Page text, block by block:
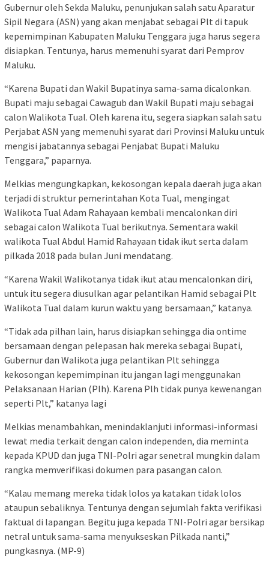
Gubernur oleh Sekda Maluku, penunjukan salah satu Aparatur
Sipil Negara (ASN) yang akan menjabat sebagai Plt di tapuk
kepemimpinan Kabupaten Maluku Tenggara juga harus segera
disiapkan. Tentunya, harus memenuhi syarat dari Pemprov
Maluku.
“Karena Bupati dan Wakil Bupatinya sama-sama dicalonkan.
Bupati maju sebagai Cawagub dan Wakil Bupati maju sebagai
calon Walikota Tual. Oleh karena itu, segera siapkan salah satu
Perjabat ASN yang memenuhi syarat dari Provinsi Maluku untuk
mengisi jabatannya sebagai Penjabat Bupati Maluku
Tenggara,” paparnya.
Melkias mengungkapkan, kekosongan kepala daerah juga akan
terjadi di struktur pemerintahan Kota Tual, mengingat
Walikota Tual Adam Rahayaan kembali mencalonkan diri
sebagai calon Walikota Tual berikutnya. Sementara wakil
walikota Tual Abdul Hamid Rahayaan tidak ikut serta dalam
pilkada 2018 pada bulan Juni mendatang.
“Karena Wakil Walikotanya tidak ikut atau mencalonkan diri,
untuk itu segera diusulkan agar pelantikan Hamid sebagai Plt
Walikota Tual dalam kurun waktu yang bersamaan,” katanya.
“Tidak ada pilhan lain, harus disiapkan sehingga dia ontime
bersamaan dengan pelepasan hak mereka sebagai Bupati,
Gubernur dan Walikota juga pelantikan Plt sehingga
kekosongan kepemimpinan itu jangan lagi menggunakan
Pelaksanaan Harian (Plh). Karena Plh tidak punya kewenangan
seperti Plt,” katanya lagi
Melkias menambahkan, menindaklanjuti informasi-informasi
lewat media terkait dengan calon independen, dia meminta
kepada KPUD dan juga TNI-Polri agar senetral mungkin dalam
rangka memverifikasi dokumen para pasangan calon.
“Kalau memang mereka tidak lolos ya katakan tidak lolos
ataupun sebaliknya. Tentunya dengan sejumlah fakta verifikasi
faktual di lapangan. Begitu juga kepada TNI-Polri agar bersikap
netral untuk sama-sama menyukseskan Pilkada nanti,”
pungkasnya. (MP-9)